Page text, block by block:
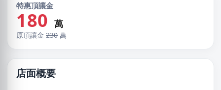
特惠頂讓金
180 萬
原頂讓金 230 萬
店面概要